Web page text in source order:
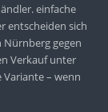
einfache
entscheiden sich
gegen
Verkauf unter
– wenn